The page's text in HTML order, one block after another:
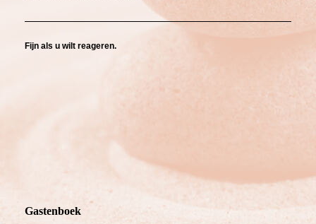
Fijn als u wilt reageren.
Gastenboek